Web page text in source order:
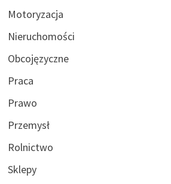
Motoryzacja
Nieruchomości
Obcojęzyczne
Praca
Prawo
Przemysł
Rolnictwo
Sklepy